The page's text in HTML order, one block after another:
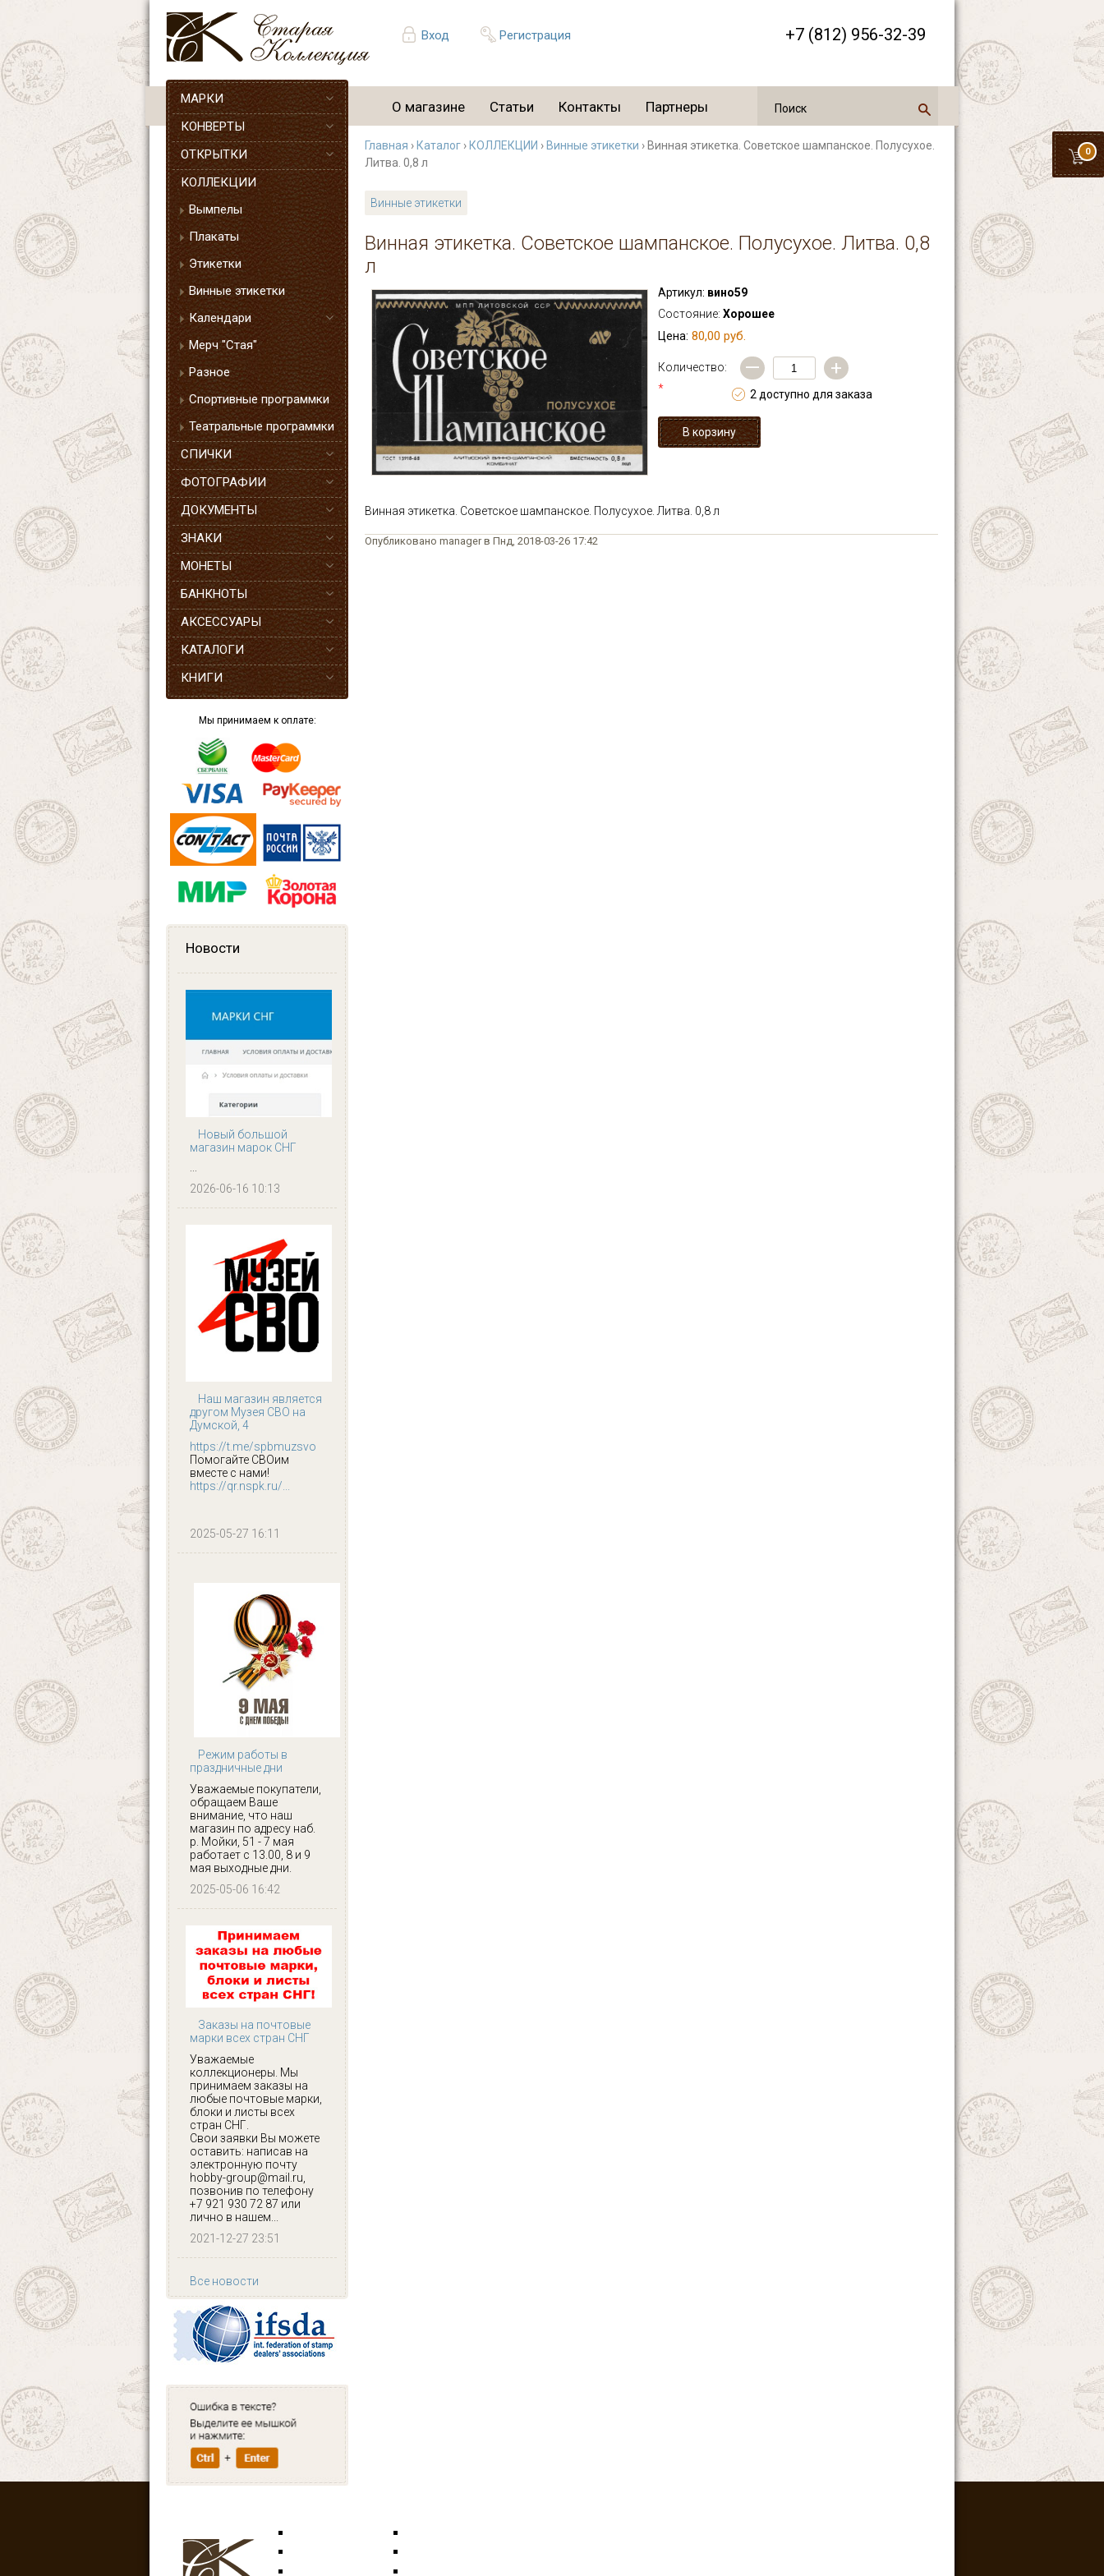
Вход Регистрация +7 (812) 956-32-39
0
О магазине Статьи Контакты Партнеры
МАРКИ
КОНВЕРТЫ
ОТКРЫТКИ
КОЛЛЕКЦИИ
Вымпелы
Плакаты
Этикетки
Винные этикетки
Календари
Мерч "Стая"
Разное
Спортивные программки
Театральные программки
СПИЧКИ
ФОТОГРАФИИ
ДОКУМЕНТЫ
ЗНАКИ
МОНЕТЫ
БАНКНОТЫ
АКСЕССУАРЫ
КАТАЛОГИ
КНИГИ
Мы принимаем к оплате:
Новости
Новый большой
магазин марок СНГ
...
2026-06-16 10:13
Наш магазин является
другом Музея СВО на
Думской, 4
https://t.me/spbmuzsvo
Помогайте СВОим
вместе с нами!
https://qr.nspk.ru/...
2025-05-27 16:11
Режим работы в
праздничные дни
Уважаемые покупатели,
обращаем Ваше
внимание, что наш
магазин по адресу наб.
р. Мойки, 51 - 7 мая
работает с 13.00, 8 и 9
мая выходные дни.
2025-05-06 16:42
Заказы на почтовые
марки всех стран СНГ
Уважаемые
коллекционеры. Мы
принимаем заказы на
любые почтовые марки,
блоки и листы всех
стран СНГ.
Свои заявки Вы можете
оставить: написав на
электронную почту
hobby-group@mail.ru,
позвонив по телефону
+7 921 930 72 87 или
лично в нашем...
2021-12-27 23:51
Все новости
Главная › Каталог › КОЛЛЕКЦИИ › Винные этикетки › Винная этикетка. Советское шампанское. Полусухое.
Литва. 0,8 л
Винные этикетки
Винная этикетка. Советское шампанское. Полусухое. Литва. 0,8
л
Артикул: вино59
Состояние: Хорошее
Цена: 80,00 руб.
Количество:
*
— +
2 доступно для заказа
Винная этикетка. Советское шампанское. Полусухое. Литва. 0,8 л
Опубликовано manager в Пнд, 2018-03-26 17:42